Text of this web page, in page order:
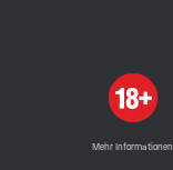
Mehr Informationen